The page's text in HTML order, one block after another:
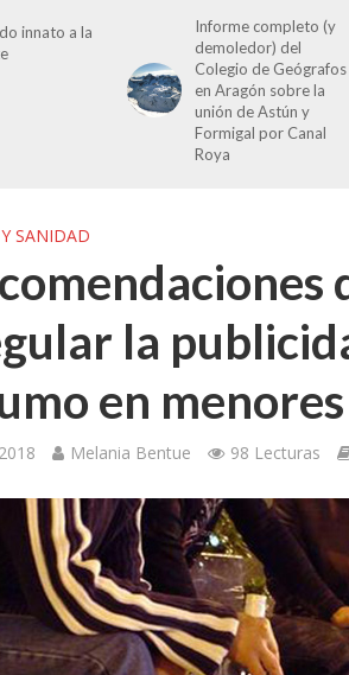
innato a la
Informe completo (y
demoledor) del
Colegio de Geógrafos
en Aragón sobre la
unión de Astún y
Formigal por Canal
Roya
SANIDAD
la
en menores
Melania Bentue 98 Lecturas